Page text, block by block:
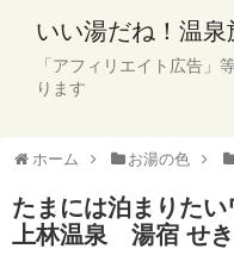
いい湯だね！温泉
「アフィリエイト広告」
ります
ホーム お湯の色
たまには泊まりた
上林温泉 湯宿 せ